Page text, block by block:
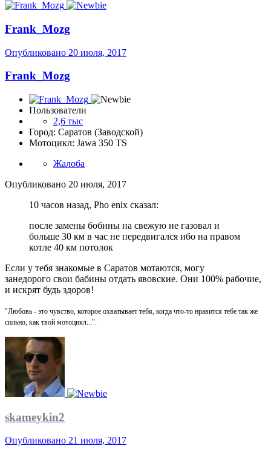
Frank_Mozg
Опубликовано 20 июля, 2017
Frank_Mozg
Пользователи
2,6 тыс
Город: Саратов (Заводской)
Мотоцикл: Jawa 350 TS
Жалоба
Опубликовано 20 июля, 2017
10 часов назад, Pho enix сказал:
после замены бобины на свежую не газовал и
больше 30 км в час не передвигался ибо на правом
котле 40 км потолок
Если у тебя знакомые в Саратов мотаются, могу
занедорого свои бабины отдать явовские. Они 100% рабочие,
и искрят будь здоров!
"Любовь - это чувство, которое охватывает тебя, когда что-то нравится тебе так же
сильно, как твой мотоцикл...".
skameykin2
Опубликовано 21 июля, 2017